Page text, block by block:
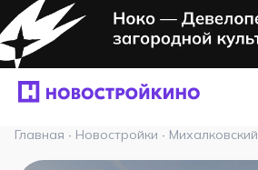
Главная · Новостройки · Михалковский